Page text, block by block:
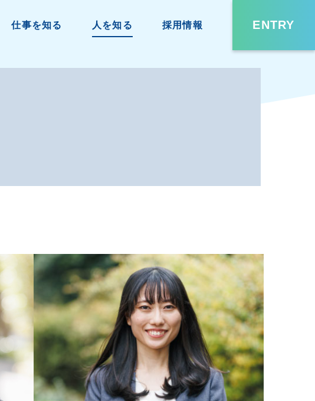
仕事を知る 人を知る 採用情報 ENTRY